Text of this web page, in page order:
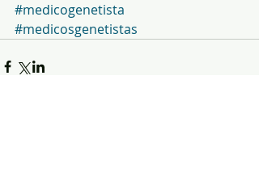
#medicogenetista
#medicosgenetistas